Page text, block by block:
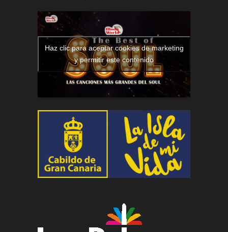
Haz clic para aceptar cookies de marketing
y permitir este contenido